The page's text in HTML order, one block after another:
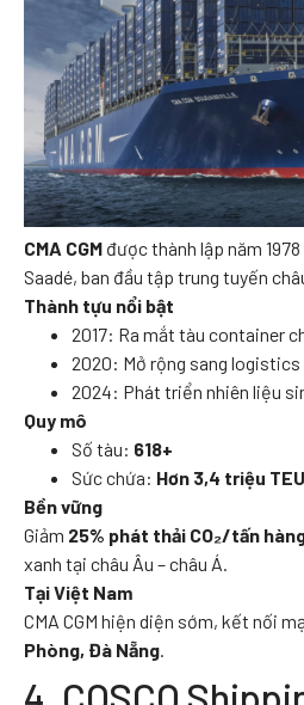
CMA CGM được thành lập năm
Saadé, ban đầu tập trung tuyến
Thành tựu nổi bật
2017: Ra mắt tàu container
2020: Mở rộng sang logistics
2024: Phát triển nhiên liệu
Quy mô
Số tàu: 618+
Sức chứa: Hơn 3,4 triệu TEU
Bền vững
Giảm 25% phát thải CO₂/tấn
xanh tại châu Âu – châu Á.
Tại Việt Nam
CMA CGM hiện diện sớm, kết nối
Phòng, Đà Nẵng.